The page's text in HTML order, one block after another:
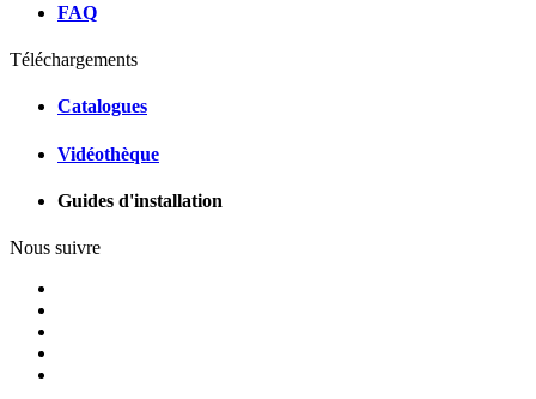
FAQ
Téléchargements
Catalogues
Vidéothèque
Guides d'installation
Nous suivre